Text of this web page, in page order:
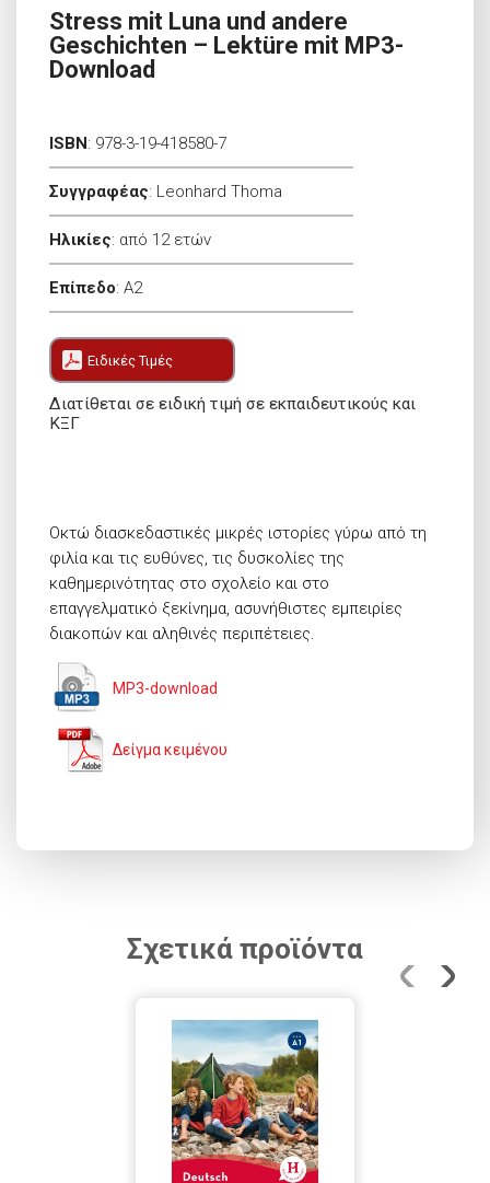
Stress mit Luna und andere
Geschichten – Lektüre mit MP3-
Download
ISBN: 978-3-19-418580-7
Συγγραφέας: Leonhard Thoma
Ηλικίες: από 12 ετών
Επίπεδο: A2
Ειδικές Τιμές
Διατίθεται σε ειδική τιμή σε εκπαιδευτικούς και
ΚΞΓ
Οκτώ διασκεδαστικές μικρές ιστορίες γύρω από τη
φιλία και τις ευθύνες, τις δυσκολίες της
καθημερινότητας στο σχολείο και στο
επαγγελματικό ξεκίνημα, ασυνήθιστες εμπειρίες
διακοπών και αληθινές περιπέτειες.
MP3-download
Δείγμα κειμένου
Σχετικά προϊόντα